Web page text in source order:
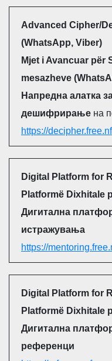
Advanced Cipher/
(WhatsApp, Viber)
Mjet i Avancuar për
mesazheve
Напредна алатка
дешифрирање на
https://decipher.free.nf
Digital Platform for
Platformë Dixhitale
Дигитална
истражувања
https://
Digital Platform for
Platformë Dixhitale
Дигитална
референци